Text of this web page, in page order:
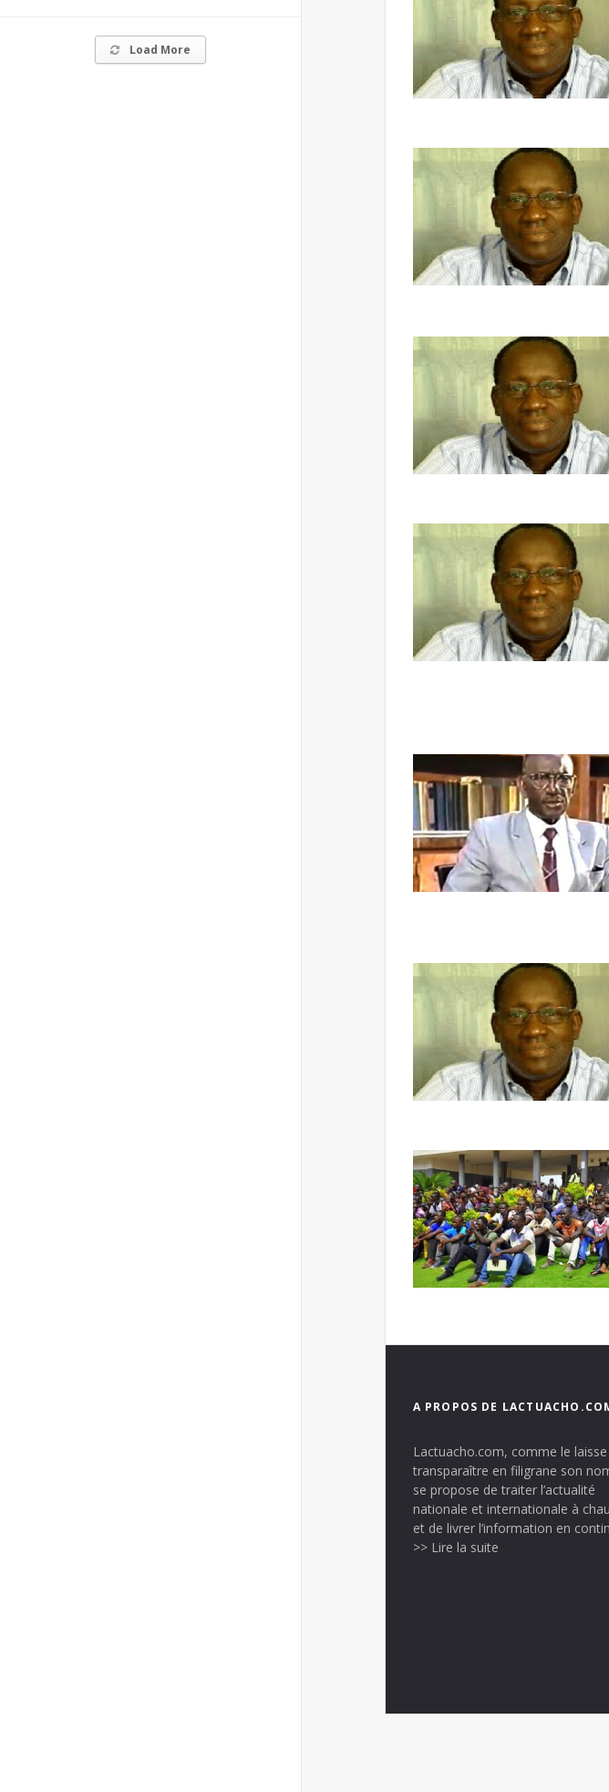
Load More
A PROPOS DE
Lactuacho.com, comme le laisse
transparaître en filigrane son
se propose de traiter l’actualité
nationale et internationale à
et de livrer l’information en
>> Lire la suite